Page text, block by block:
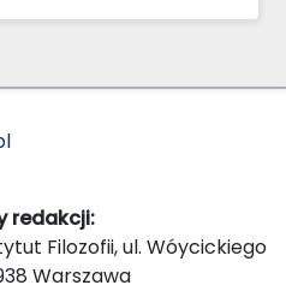
redakcji:
Filozofii, ul. Wóycickiego
Warszawa